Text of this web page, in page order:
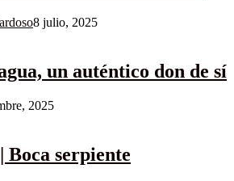
8 julio, 2025
un auténtico don de sí
2025
Boca serpiente